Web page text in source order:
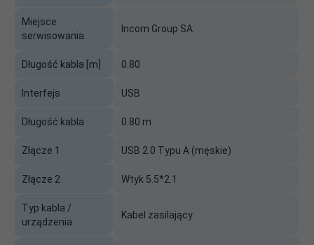
Miejsce
serwisowania
Incom Group SA
Długość kabla [m] 0.80
Interfejs USB
Długość kabla 0.80 m
Złącze 1 USB 2.0 Typu A (męskie)
Złącze 2 Wtyk 5.5*2.1
Typ kabla /
urządzenia
Kabel zasilający